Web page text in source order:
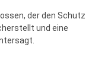
der den Schutz
und eine